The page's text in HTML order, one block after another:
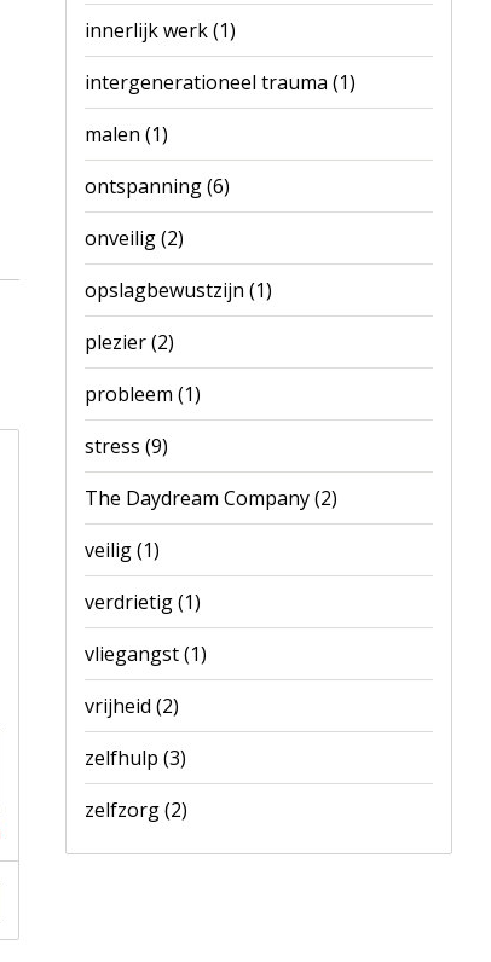
innerlijk werk(1)
intergenerationeel trauma (1)
malen (1)
ontspanning(6)
onveilig(2)
opslagbewustzijn (1)
plezier(2)
probleem (1)
stress (9)
The Daydream Company(2)
veilig(1)
verdrietig(1)
vliegangst(1)
vrijheid (2)
zelfhulp (3)
zelfzorg(2)